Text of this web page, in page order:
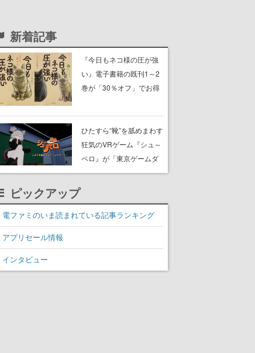
新着記事
『今日もネコ様の圧が強
い』電子書籍の既刊1～2
巻が「30％オフ」でお得
たネコたちと、ネコを溺
愛する人間のすれ違いを
描く
ひたすら“靴”を舐めまわす
狂気のVRゲーム『シュ～
ペロ』が「東京ゲームダ
ンジョン」に展示中。キ
前のめり。公式アカウン
トも開設され、2026年リ
ピックアップ
電ファミのいま読まれている記事ランキング
アプリセール情報
インタビュー